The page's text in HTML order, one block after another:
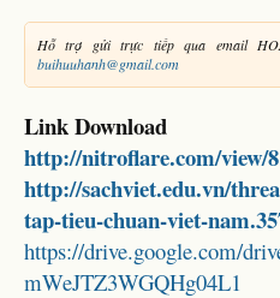
Hỗ trợ gửi trực tiếp qua email
buihuuhanh@gmail.com
Link Download
http://nitroflare.com/view/
http://sachviet.edu.vn/
tap-tieu-chuan-viet-
https://drive.google.com/
mWeJTZ3WGQHg04L1